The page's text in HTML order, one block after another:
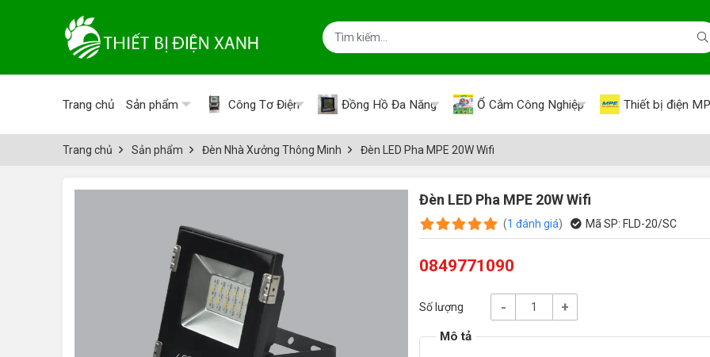
Trang chủ Sản phẩm Công Tơ Điện Đồng Hồ Đa Năng Ổ Cắm Công Nghiệp Thiết bị điện
Trang chủ Sản phẩm Đèn Nhà Xưởng Thông Minh Đèn LED Pha MPE 20W Wifi
Đèn LED Pha MPE 20W Wifi
(1 đánh giá) Mã SP: FLD-20/SC
0849771090
Số lượng - +